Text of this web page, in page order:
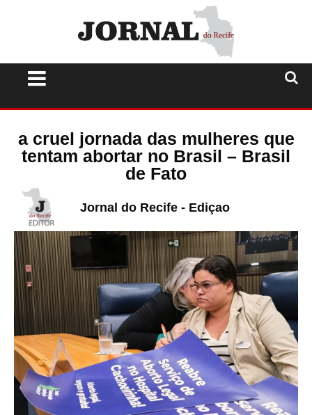
a cruel jornada das mulheres que
tentam abortar no Brasil – Brasil
de Fato
Jornal do Recife - Ediçao